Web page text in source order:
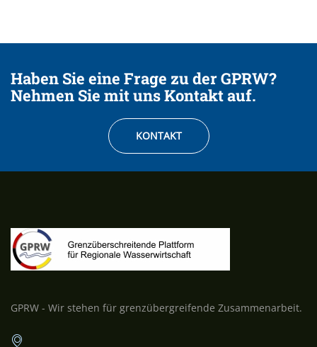
Haben Sie eine Frage zu der GPRW?
Nehmen Sie mit uns Kontakt auf.
KONTAKT
GPRW - Wir stehen für grenzübergreifende Zusammenarbeit.